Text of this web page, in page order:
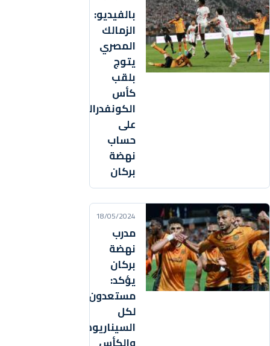
بالفيديو:
الزمالك
المصري
يتوج
بلقب
كأس
الكونفدرالية
على
حساب
نهضة
بركان
18/05/2024
مدرب
نهضة
بركان
يؤكد:
مستعدون
لكل
السيناريوهات